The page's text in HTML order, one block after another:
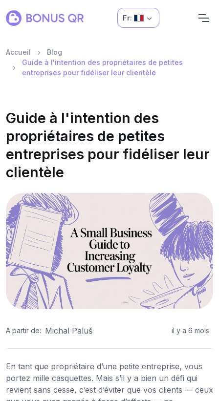
Fr:
Accueil
Blog
Guide à l'intention des propriétaires de petites
entreprises pour fidéliser leur clientèle
Guide à l'intention des
propriétaires de petites
entreprises pour fidéliser leur
clientèle
A partir de: Michal Paluš il y a 6 mois
En tant que propriétaire d’une petite entreprise, vous
portez mille casquettes. Mais s’il y a bien un défi qui
revient sans cesse, c’est d’éviter que vos clients — ceux